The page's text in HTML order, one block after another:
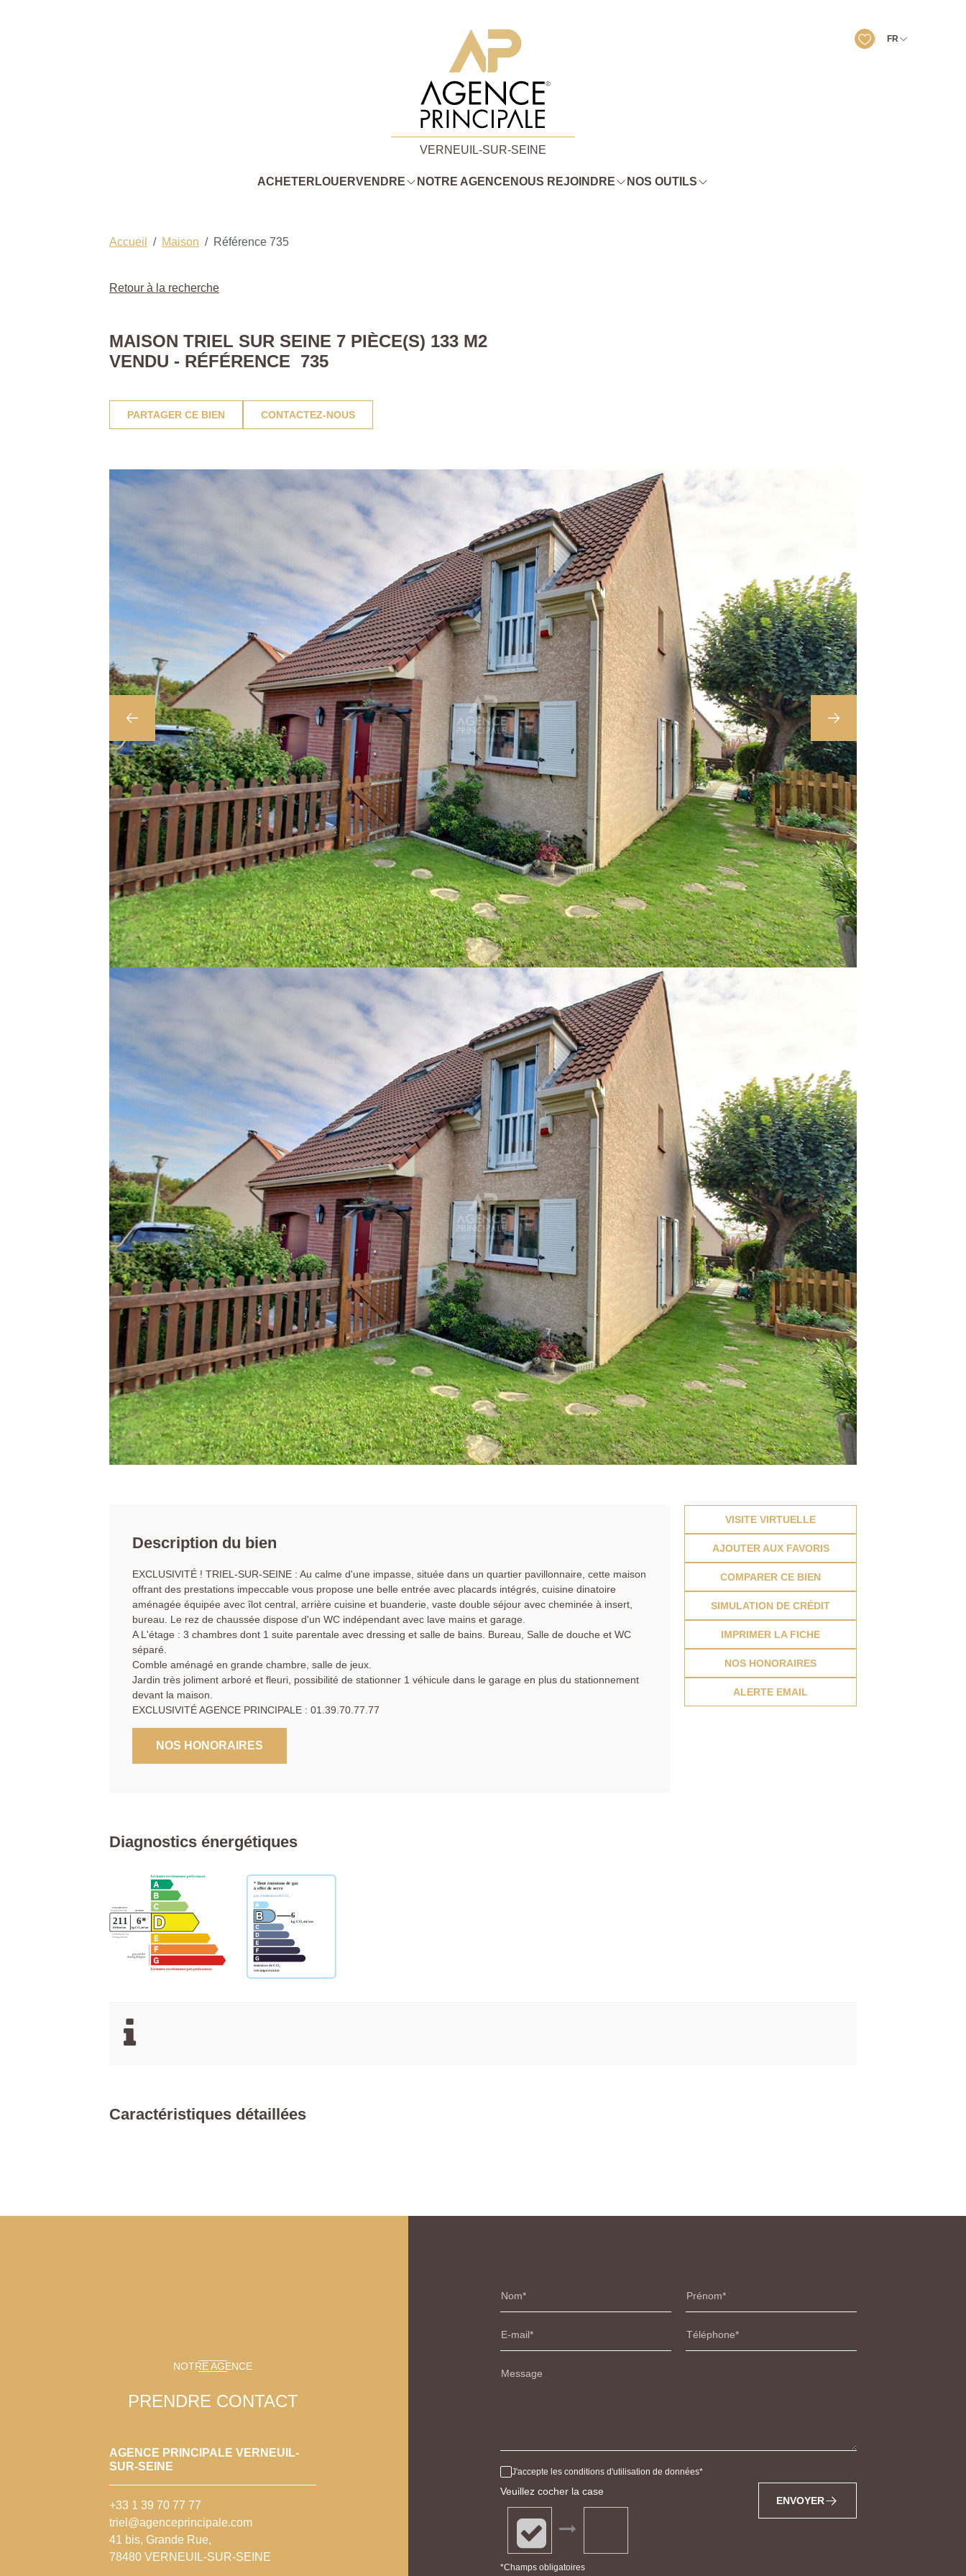
FR
VERNEUIL-SUR-SEINE
ACHETER LOUERVENDRE NOTRE AGENCE NOUS REJOINDRE NOS OUTILS
Accueil Maison Référence 735
Retour à la recherche
MAISON TRIEL SUR SEINE 7 PIÈCE(S) 133 M2
VENDU - RÉFÉRENCE 735
PARTAGER CE BIEN CONTACTEZ-NOUS
Description du bien
EXCLUSIVITÉ ! TRIEL-SUR-SEINE : Au calme d'une impasse, située dans un quartier pavillonnaire, cette maison
offrant des prestations impeccable vous propose une belle entrée avec placards intégrés, cuisine dinatoire
aménagée équipée avec îlot central, arrière cuisine et buanderie, vaste double séjour avec cheminée à insert,
bureau. Le rez de chaussée dispose d'un WC indépendant avec lave mains et garage.
A L'étage : 3 chambres dont 1 suite parentale avec dressing et salle de bains. Bureau, Salle de douche et WC
séparé.
Comble aménagé en grande chambre, salle de jeux.
Jardin très joliment arboré et fleuri, possibilité de stationner 1 véhicule dans le garage en plus du stationnement
devant la maison.
EXCLUSIVITÉ AGENCE PRINCIPALE : 01.39.70.77.77
NOS HONORAIRES
VISITE VIRTUELLE
AJOUTER AUX FAVORIS
COMPARER CE BIEN
SIMULATION DE CRÉDIT
IMPRIMER LA FICHE
NOS HONORAIRES
ALERTE EMAIL
Diagnostics énergétiques
Caractéristiques détaillées
NOTRE AGENCE
PRENDRE CONTACT
AGENCE PRINCIPALE VERNEUIL-
SUR-SEINE
+33 1 39 70 77 77
triel@agenceprincipale.com
41 bis, Grande Rue,
78480 VERNEUIL-SUR-SEINE
Nom Prénom
E-mail Téléphone
Message
J'accepte les conditions d'utilisation de données
Veuillez cocher la case
*Champs obligatoires
ENVOYER